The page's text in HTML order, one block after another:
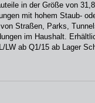
in der Größe von
mit hohem Staub-
Straßen, Parks,
im Haushalt.
LW ab Q1/15 ab Lager